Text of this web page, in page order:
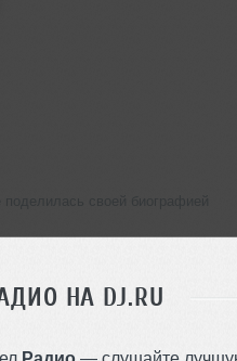
НА DJ.RU
Радио — слушайте